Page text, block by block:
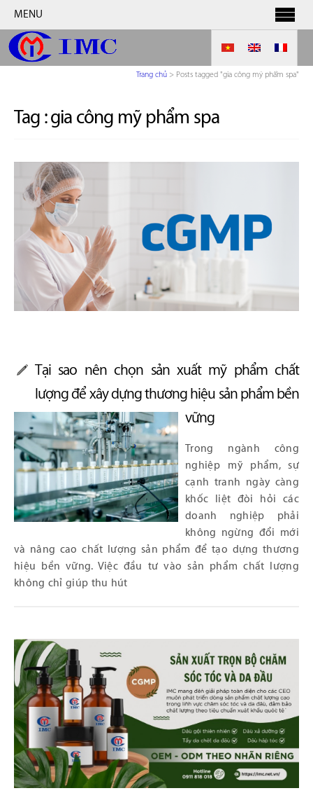
MENU
Trang chủ > Posts tagged "gia công mỹ phẩm spa"
Tag :gia công mỹ phẩm spa
Tại sao nên chọn sản xuất mỹ phẩm chất
lượng để xây dựng thương hiệu sản phẩm bền
vững
Trong ngành công
nghiệp mỹ phẩm, sự
cạnh tranh ngày càng
khốc liệt đòi hỏi các
doanh nghiệp phải
không ngừng đổi mới
và nâng cao chất lượng sản phẩm để tạo dựng thương
hiệu bền vững. Việc đầu tư vào sản phẩm chất lượng
không chỉ giúp thu hút